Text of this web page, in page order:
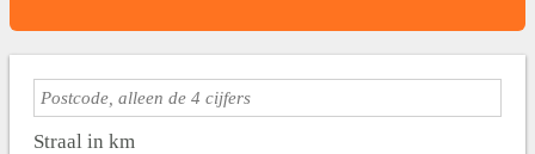
Straal in km